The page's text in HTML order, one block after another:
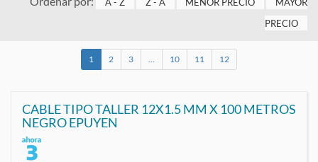
PRECIO
1 2 3 10 11 12
CABLE TIPO TALLER 12X1.5 MM X 100 METROS
NEGRO EPUYEN